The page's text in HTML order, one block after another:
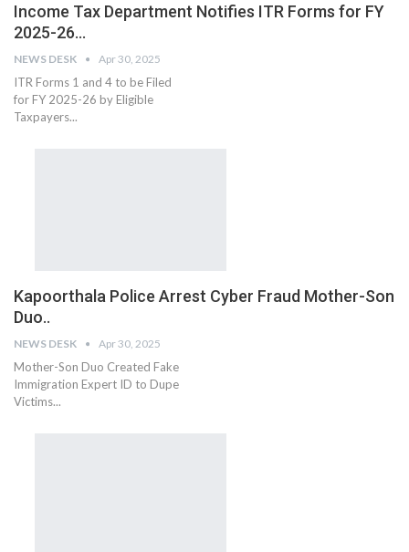
Income Tax Department Notifies ITR Forms for FY
2025-26…
NEWS DESK Apr 30, 2025
ITR Forms 1 and 4 to be Filed
for FY 2025-26 by Eligible
Taxpayers...
Kapoorthala Police Arrest Cyber Fraud Mother-Son
Duo..
NEWS DESK Apr 30, 2025
Mother-Son Duo Created Fake
Immigration Expert ID to Dupe
Victims...